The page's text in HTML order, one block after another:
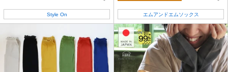
Style On エムアンドエムソックス